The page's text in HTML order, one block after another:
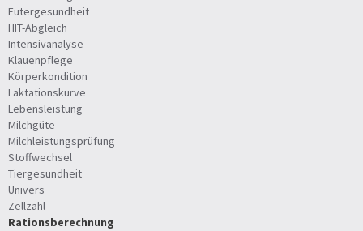
Eutergesundheit
HIT-Abgleich
Intensivanalyse
Klauenpflege
Körperkondition
Laktationskurve
Lebensleistung
Milchgüte
Milchleistungsprüfung
Stoffwechsel
Tiergesundheit
Univers
Zellzahl
Rationsberechnung